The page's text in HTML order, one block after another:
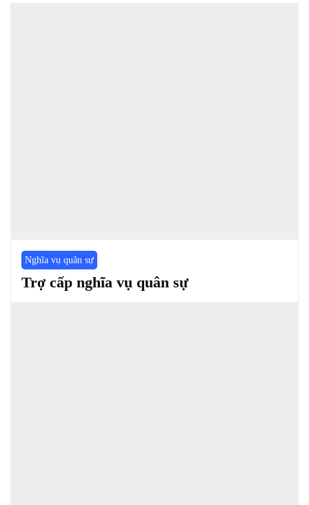
Nghĩa vụ quân sự
Trợ cấp nghĩa vụ quân sự